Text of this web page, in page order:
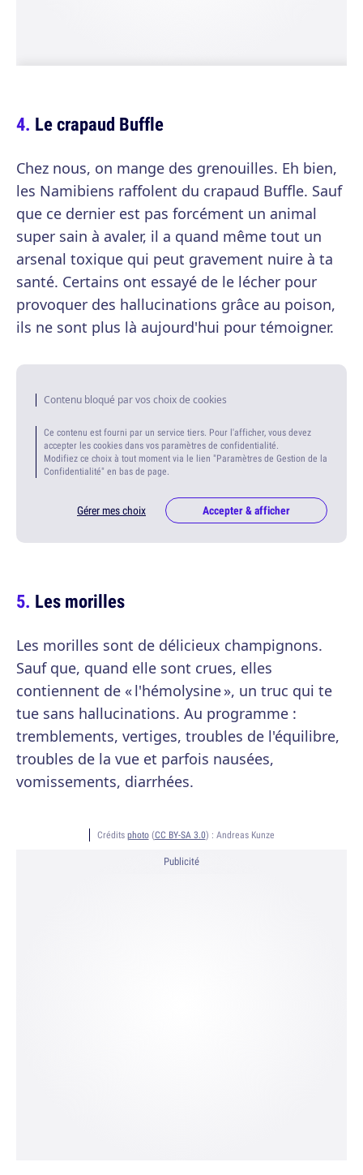
Le crapaud Buffle
Chez nous, on mange des grenouilles. Eh bien,
les Namibiens raffolent du crapaud Buffle. Sauf
que ce dernier est pas forcément un animal
super sain à avaler, il a quand même tout un
arsenal toxique qui peut gravement nuire à ta
santé. Certains ont essayé de le lécher pour
provoquer des hallucinations grâce au poison,
ils ne sont plus là aujourd'hui pour témoigner.
Contenu bloqué par vos choix de cookies
Ce contenu est fourni par un service tiers. Pour l'afficher, vous devez
accepter les cookies dans vos paramètres de confidentialité.
Modifiez ce choix à tout moment via le lien "Paramètres de Gestion de la
Confidentialité" en bas de page.
Gérer mes choix Accepter & afficher
Les morilles
Les morilles sont de délicieux champignons.
Sauf que, quand elle sont crues, elles
contiennent de « l'hémolysine », un truc qui te
tue sans hallucinations. Au programme :
tremblements, vertiges, troubles de l'équilibre,
troubles de la vue et parfois nausées,
vomissements, diarrhées.
Crédits photo(CC BY-SA 3.0) : Andreas Kunze
Publicité